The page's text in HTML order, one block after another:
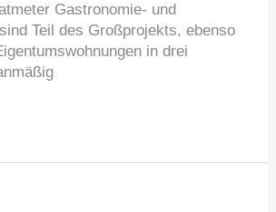
Gastronomie- und
Teil des Großprojekts, ebenso
in drei